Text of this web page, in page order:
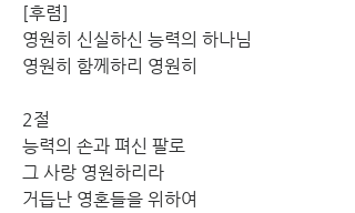
[후렴]
영원히 신실하신 능력의 하나님
영원히 함께하리 영원히
2절
능력의 손과 펴신 팔로
그 사랑 영원하리라
거듭난 영혼들을 위하여